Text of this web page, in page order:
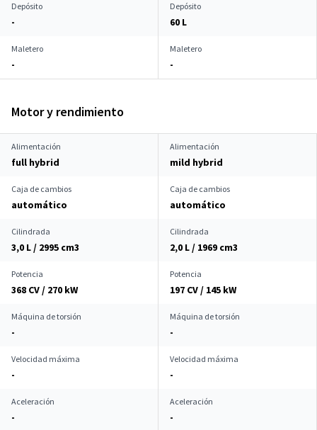
Depósito
-
Depósito
60 L
Maletero
-
Maletero
-
Motor y rendimiento
Alimentación
full hybrid
Alimentación
mild hybrid
Caja de cambios
automático
Caja de cambios
automático
Cilindrada
3,0 L / 2995 cm3
Cilindrada
2,0 L / 1969 cm3
Potencia
368 CV / 270 kW
Potencia
197 CV / 145 kW
Máquina de torsión
-
Máquina de torsión
-
Velocidad máxima
-
Velocidad máxima
-
Aceleración
-
Aceleración
-